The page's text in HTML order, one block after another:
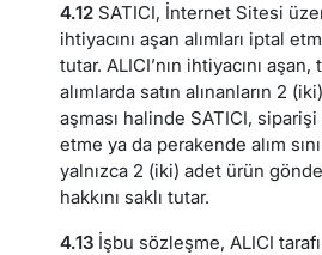
4.12 SATICI, İnternet Sitesi
ihtiyacını aşan alımları iptal
tutar. ALICI’nın ihtiyacını
alımlarda satın alınanların 2
aşması halinde SATICI,
etme ya da perakende alım
yalnızca 2 (iki) adet ürün
hakkını saklı tutar.
4.13 İşbu sözleşme, ALICI